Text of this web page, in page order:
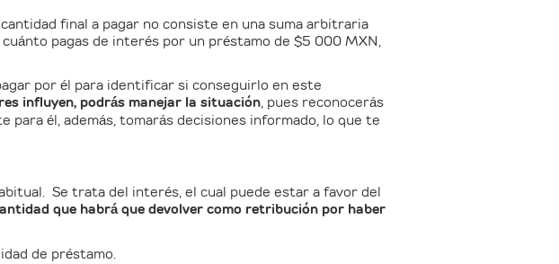
final a pagar no consiste en una suma arbitraria
pagas de interés por un préstamo de $5 000 MXN,
por él para identificar si conseguirlo en este
influyen, podrás manejar la situación, pues reconocerás
él, además, tomarás decisiones informado, lo que te
Se trata del interés, el cual puede estar a favor del
que habrá que devolver como retribución por haber
de préstamo.